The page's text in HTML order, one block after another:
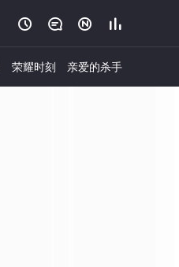
   
荣耀时刻 亲爱的杀手